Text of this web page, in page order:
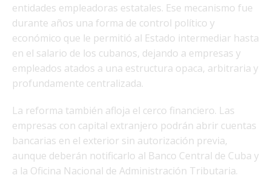
entidades empleadoras estatales. Ese mecanismo fue
durante años una forma de control político y
económico que le permitió al Estado intermediar hasta
en el salario de los cubanos, dejando a empresas y
empleados atados a una estructura opaca, arbitraria y
profundamente centralizada.
La reforma también afloja el cerco financiero. Las
empresas con capital extranjero podrán abrir cuentas
bancarias en el exterior sin autorización previa,
aunque deberán notificarlo al Banco Central de Cuba y
a la Oficina Nacional de Administración Tributaria.